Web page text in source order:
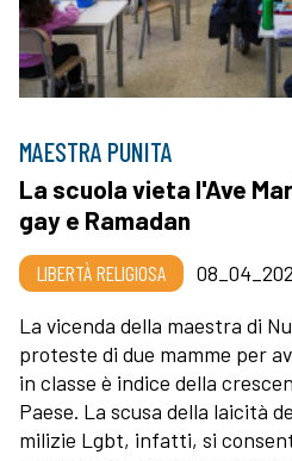
MAESTRA PUNITA
La scuola vieta l'Ave
gay e Ramadan
LIBERTÀ RELIGIOSA
La vicenda della maestra di
proteste di due mamme per
in classe è indice della
Paese. La scusa della laicità
milizie Lgbt, infatti, si